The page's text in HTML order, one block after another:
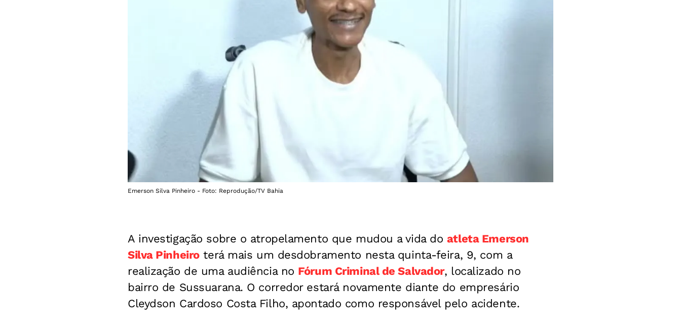
Emerson Silva Pinheiro - Foto: Reprodução/TV Bahia
A investigação sobre o atropelamento que mudou a vida do atleta Emerson
Silva Pinheiroterá mais um desdobramento nesta quinta-feira, 9, com a
realização de uma audiência no Fórum Criminal de Salvador, localizado no
bairro de Sussuarana. O corredor estará novamente diante do empresário
Cleydson Cardoso Costa Filho, apontado como responsável pelo acidente.